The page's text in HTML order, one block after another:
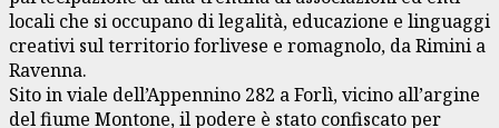
locali che si occupano di legalità, educazione e linguaggi
creativi sul territorio forlivese e romagnolo, da Rimini a
Ravenna.
Sito in viale dell’Appennino 282 a Forlì, vicino all’argine
del fiume Montone, il podere è stato confiscato per